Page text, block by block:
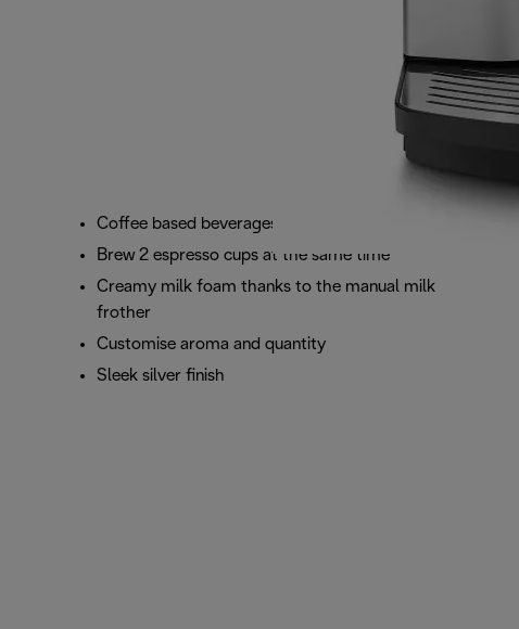
Coffee based beverages at the touch of a button
Brew 2 espresso cups at the same time
Creamy milk foam thanks to the manual milk
frother
Customise aroma and quantity
Sleek silver finish